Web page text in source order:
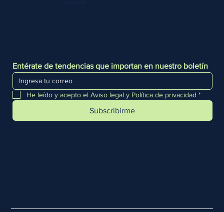
Entérate de tendencias que importan en nuestro boletín
He leído y acepto el Aviso legal y Política de privacidad *
Subscribirme